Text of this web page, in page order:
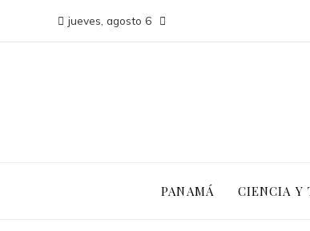
jueves, agosto 6
PANAMÁ CIENCIA Y